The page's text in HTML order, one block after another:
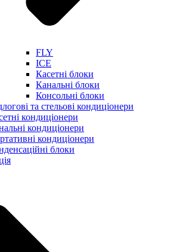
FLY
ICE
Касетні блоки
Канальні блоки
Консольні блоки
та стельові кондиціонери
кондиціонери
кондиціонери
кондиціонери
блоки